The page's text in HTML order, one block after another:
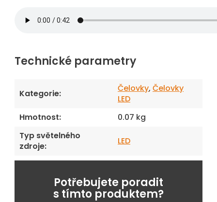
Technické parametry
Kategorie: Čelovky, Čelovky
LED
Hmotnost:
0.07 kg
Typ světelného
zdroje: LED
Potřebujete poradit
s tímto produktem?